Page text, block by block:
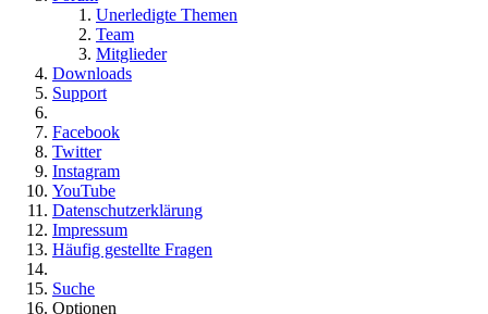
Unerledigte Themen
Team
Mitglieder
Downloads
Support
Facebook
Twitter
Instagram
YouTube
Datenschutzerklärung
Impressum
Häufig gestellte Fragen
Suche
Optionen